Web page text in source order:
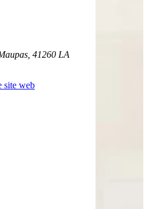
41260 LA
site web